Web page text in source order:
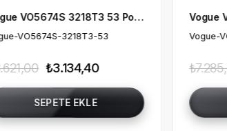
Vogue-VO5674S-317836-53
₺2.649,20
₺7.285,00
SEPETE EKLE